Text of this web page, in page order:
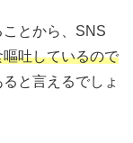
とから、SNS
嘔吐しているので
と言えるでしょ